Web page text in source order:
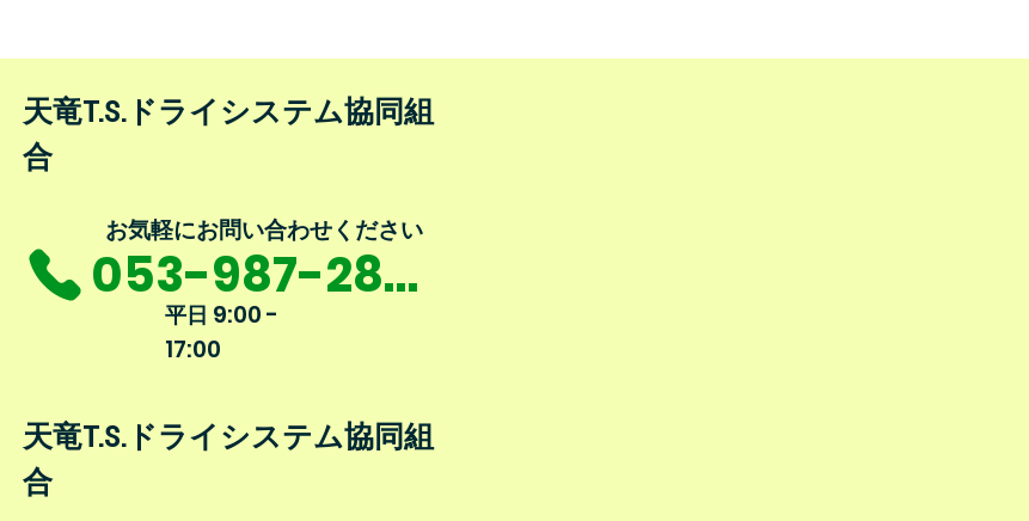
​天竜T.S.ドライシステム協同組
合
053-987-2864
​お気軽にお問い合わせください
平日 9:00 -
17:00
​天竜T.S.ドライシステム協同組
合